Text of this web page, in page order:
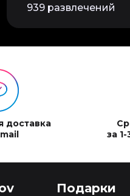
939 развлечений
доставка
за
Подарки